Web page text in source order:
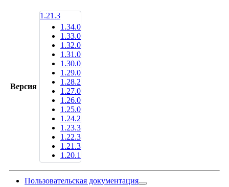
Версия
1.21.3
1.34.0
1.33.0
1.32.0
1.31.0
1.30.0
1.29.0
1.28.2
1.27.0
1.26.0
1.25.0
1.24.2
1.23.3
1.22.3
1.21.3
1.20.1
Пользовательская документация